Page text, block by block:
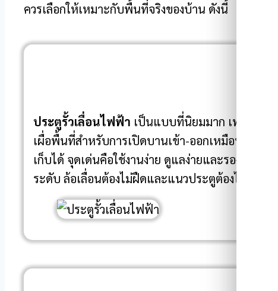
ควรเลือกให้เหมาะกับพื้นที่จริงของบ้าน ดังนี้
ประตูรั้วเลื่อนไฟฟ้า เป็นแบบที่นิยมมาก เพราะช่ว
เผื่อพื้นที่สำหรับการเปิดบานเข้า-ออกเหมือนประตูสวิ
เก็บได้ จุดเด่นคือใช้งานง่าย ดูแลง่ายและรองรับบ
ระดับ ล้อเลื่อนต้องไม่ฝืดและแนวประตูต้องไม่เอีย